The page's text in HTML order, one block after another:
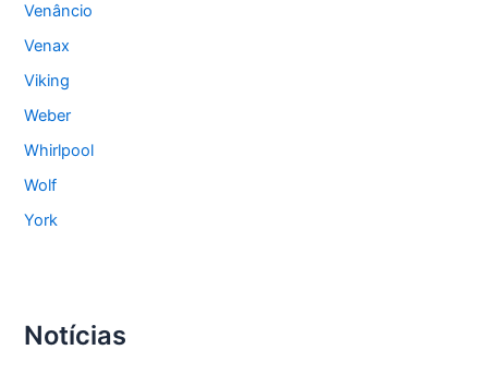
Venâncio
Venax
Viking
Weber
Whirlpool
Wolf
York
Notícias